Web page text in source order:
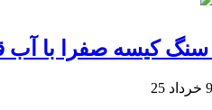
کیسه صفرا با آب
25